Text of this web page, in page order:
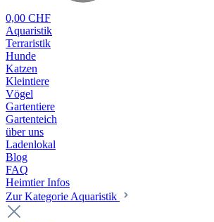
0,00 CHF
Aquaristik
Terraristik
Hunde
Katzen
Kleintiere
Vögel
Gartentiere
Gartenteich
über uns
Ladenlokal
Blog
FAQ
Heimtier Infos
Zur Kategorie Aquaristik